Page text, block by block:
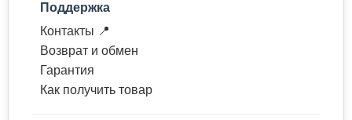
Поддержка
Контакты 📍
Возврат и обмен
Гарантия
Как получить товар